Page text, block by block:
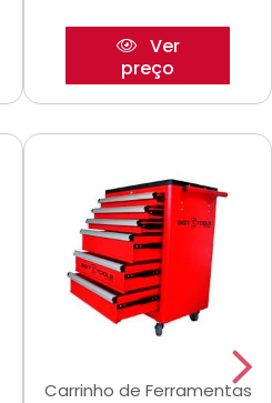
Ver
preço
Carrinho de Ferramentas